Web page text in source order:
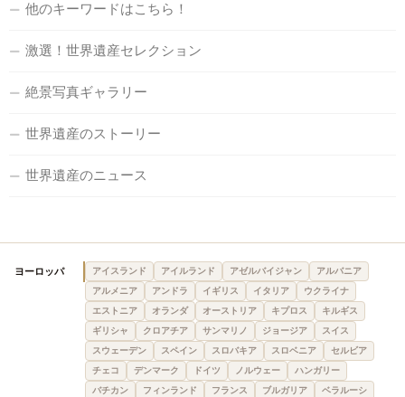
他のキーワードはこちら！
激選！世界遺産セレクション
絶景写真ギャラリー
世界遺産のストーリー
世界遺産のニュース
ヨーロッパ アイスランド アイルランド アゼルバイジャン
アルバニア
アルメニア
アンドラ イギリス イタリア
ウクライナ
エストニア
オランダ オーストリア キプロス
キルギス
ギリシャ
クロアチア サンマリノ ジョージア
スイス
スウェーデン
スペイン スロバキア スロベニア
セルビア
チェコ
デンマーク ドイツ ノルウェー
ハンガリー
バチカン
フィンランド フランス ブルガリア
ベラルーシ